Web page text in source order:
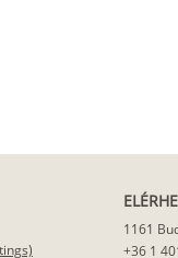
1161
+36 1